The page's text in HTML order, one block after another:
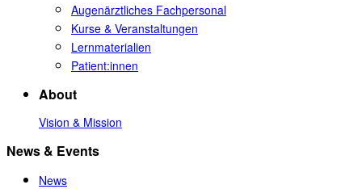
Augenärztliches Fachpersonal
Kurse & Veranstaltungen
Lernmaterialien
Patient:innen
About
Vision & Mission
News & Events
News